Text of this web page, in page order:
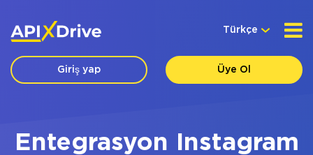
Türkçe
Giriş yap Üye Ol
Entegrasyon Instagram